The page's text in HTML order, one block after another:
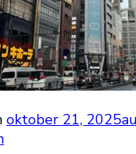
oktober 21, 2025